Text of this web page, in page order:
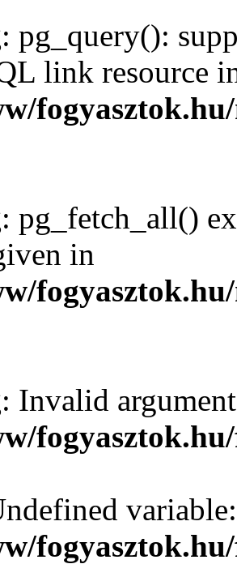
: pg_query():
link resource
: pg_fetch_all()
in
: Invalid